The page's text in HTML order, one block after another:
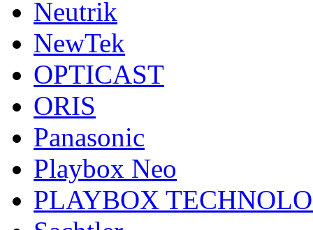
Neutrik
NewTek
OPTICAST
ORIS
Panasonic
Playbox Neo
PLAYBOX